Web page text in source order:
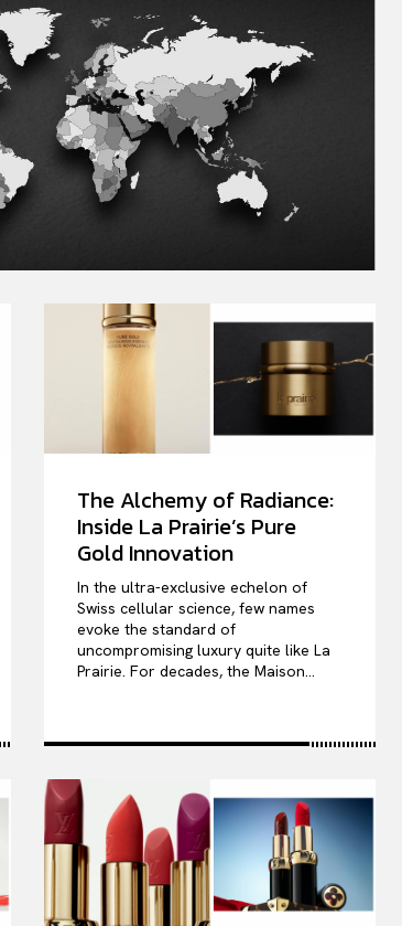
The Alchemy of Radiance:
Inside La Prairie’s Pure
Gold Innovation
In the ultra-exclusive echelon of
Swiss cellular science, few names
evoke the standard of
uncompromising luxury quite like La
Prairie. For decades, the Maison...